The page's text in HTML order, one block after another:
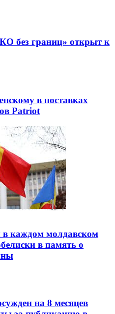
без границ» открыт к
в поставках
Patriot
каждом молдавском
в память о
на 8 месяцев